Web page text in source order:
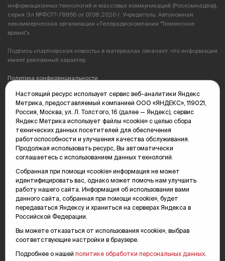
информационных технологий и массовых коммуникаций (Роскомнадзор),
серия Эл №ФС77-78856 от 07.08.2020 г. Учредитель: Автономная
некоммерческая организация «Телерадиокомпания "Тюменское
время"».
Подпись «партнерская новость» в материалах означает, что информация
имеет рекламный характер.
Политика конфиденциальности
Редакция: 625035, Тюмень, пр. Геологоразведчиков, 28А
(3452) 68-89-05
edit@vsluh.ru
Главный редактор: Панкина Т.Ю.
kika@vsluh.ru
По вопросам рекламы:
(3452) 68-89-78
kotovaev@sibinformburo.ru
mim@vsluh.ru
Настоящий ресурс использует сервис веб-аналитики Яндекс
Метрика, предоставляемый компанией ООО «ЯНДЕКС», 119021,
Россия, Москва, ул. Л. Толстого, 16 (далее — Яндекс), сервис
Яндекс Метрика использует файлы «cookie» с целью сбора
технических данных посетителей для обеспечения
работоспособности и улучшения качества обслуживания.
Продолжая использовать ресурс, Вы автоматически
соглашаетесь с использованием данных технологий.
Собранная при помощи «cookie» информация не может
идентифицировать вас, однако может помочь нам улучшить
работу нашего сайта. Информация об использовании вами
данного сайта, собранная при помощи «cookie», будет
передаваться Яндексу и храниться на серверах Яндекса в
Российской Федерации.
Вы можете отказаться от использования «cookie», выбрав
соответствующие настройки в браузере.
Подробнее о нашей политике обработки персональных данных